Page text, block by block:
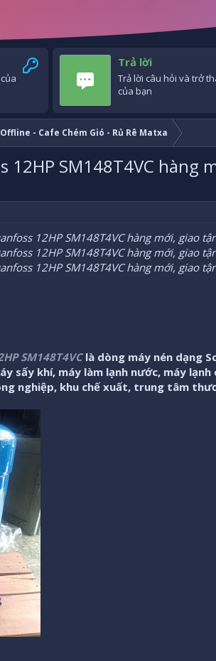
Trả lời
Trả lời câu hỏi và trở
của bạn
- Cafe Chém Gió - Rủ Rê Matxa
12HP SM148T4VC
12HP SM148T4VC hàng mới, giao
12HP SM148T4VC hàng mới, giao
12HP SM148T4VC hàng mới, giao
SM148T4VClà dòng máy nén dạng
sấy khí, máy làm lạnh nước, máy
nghiệp, khu chế xuất, trung tâm